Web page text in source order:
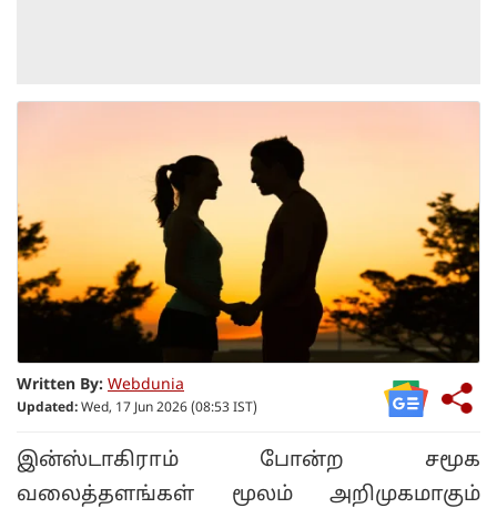
Written By: Webdunia
Updated: Wed, 17 Jun 2026 (08:53 IST)
இன்ஸ்டாகிராம் போன்ற சமூக
வலைத்தளங்கள் மூலம் அறிமுகமாகும்